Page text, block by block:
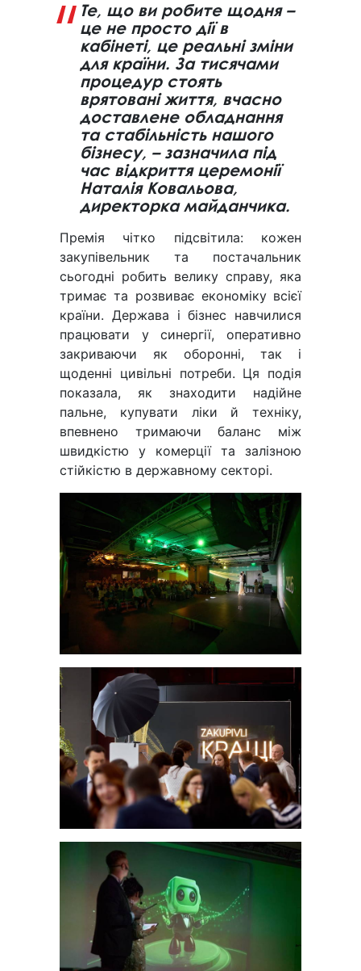
Те, що ви робите щодня –
це не просто дії в
кабінеті, це реальні зміни
для країни. За тисячами
процедур стоять
врятовані життя, вчасно
доставлене обладнання
та стабільність нашого
бізнесу, – зазначила під
час відкриття церемонії
Наталія Ковальова,
директорка майданчика.
Премія чітко підсвітила: кожен
закупівельник та постачальник
сьогодні робить велику справу, яка
тримає та розвиває економіку всієї
країни. Держава і бізнес навчилися
працювати у синергії, оперативно
закриваючи як оборонні, так і
щоденні цивільні потреби. Ця подія
показала, як знаходити надійне
пальне, купувати ліки й техніку,
впевнено тримаючи баланс між
швидкістю у комерції та залізною
стійкістю в державному секторі.